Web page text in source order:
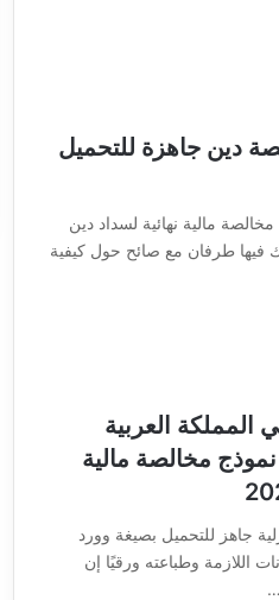
دين جاهزة للتحميل
مالية نهائية لسداد دين
فيها طرفان مع صائح حول كيفية
المملكة العربية
مخالصة مالية
جاهز للتحميل بصيغة وورد
اللازمة وطباعته ورقيًا إن